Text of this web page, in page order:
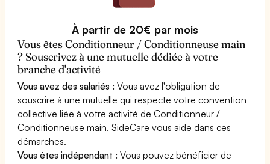
À partir de 20€ par mois
Vous êtes Conditionneur / Conditionneuse main
? Souscrivez à une mutuelle dédiée à votre
branche d'activité
Vous avez des salariés : Vous avez l'obligation de
souscrire à une mutuelle qui respecte votre convention
collective liée à votre activité de Conditionneur /
Conditionneuse main. SideCare vous aide dans ces
démarches.
Vous êtes indépendant : Vous pouvez bénéficier de